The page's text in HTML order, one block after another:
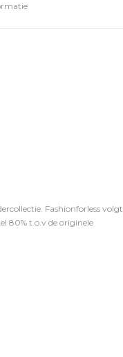
Fashionforless volgt
80% t.o.v de originele